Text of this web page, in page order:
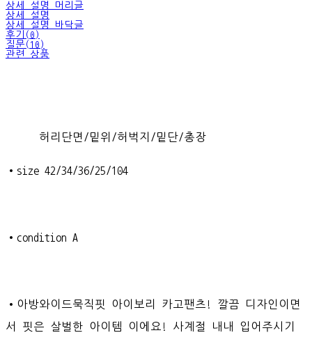
상세 설명 머리글
상세 설명
상세 설명 바닥글
후기(0)
질문(10)
관련 상품
허리단면/밑위/허벅지/밑단/총장
•size 42/34/36/25/104
•condition A
•아방와이드묵직핏 아이보리 카고팬츠! 깔끔 디자인이면
서 핏은 살벌한 아이템 이에요! 사계절 내내 입어주시기